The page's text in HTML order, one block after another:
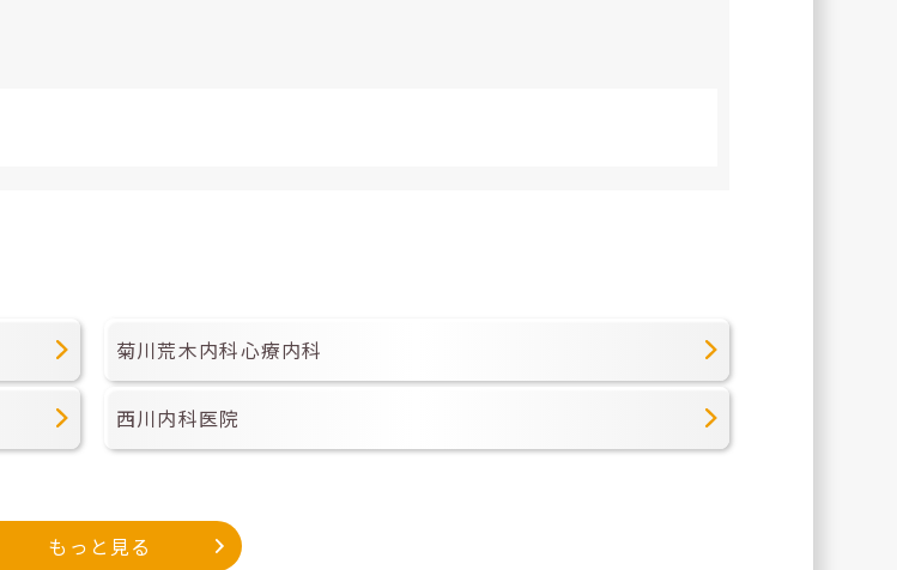
菊川荒木内科心療内科
西川内科医院
もっと見る